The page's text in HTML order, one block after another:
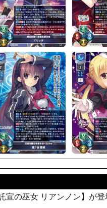
宣の巫女 リアンノン】が